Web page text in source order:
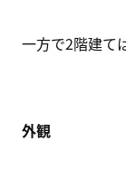
一方で2階建て
外観